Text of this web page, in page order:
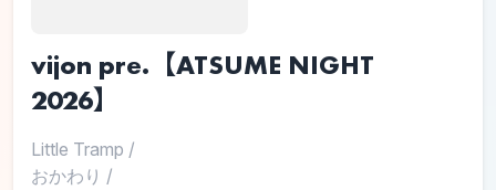
vijon pre.【ATSUME NIGHT
2026】
Little Tramp /
おかわり /